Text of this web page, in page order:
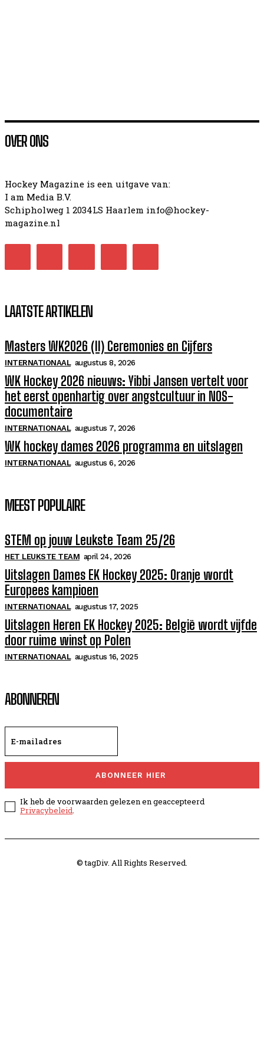
OVER ONS
Hockey Magazine is een uitgave van:
I am Media B.V.
Schipholweg 1 2034LS Haarlem info@hockey-
magazine.nl
LAATSTE ARTIKELEN
Masters WK2026 (II) Ceremonies en Cijfers
INTERNATIONAAL augustus 8, 2026
WK Hockey 2026 nieuws: Yibbi Jansen vertelt voor
het eerst openhartig over angstcultuur in NOS-
documentaire
INTERNATIONAAL augustus 7, 2026
WK hockey dames 2026 programma en uitslagen
INTERNATIONAAL augustus 6, 2026
MEEST POPULAIRE
STEM op jouw Leukste Team 25/26
HET LEUKSTE TEAM april 24, 2026
Uitslagen Dames EK Hockey 2025: Oranje wordt
Europees kampioen
INTERNATIONAAL augustus 17, 2025
Uitslagen Heren EK Hockey 2025: België wordt vijfde
door ruime winst op Polen
INTERNATIONAAL augustus 16, 2025
ABONNEREN
ABONNEER HIER
Ik heb de voorwaarden gelezen en geaccepteerd
Privacybeleid.
© tagDiv. All Rights Reserved.